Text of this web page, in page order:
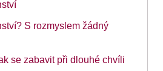
S rozmyslem žádný
se zabavit při dlouhé chvíli